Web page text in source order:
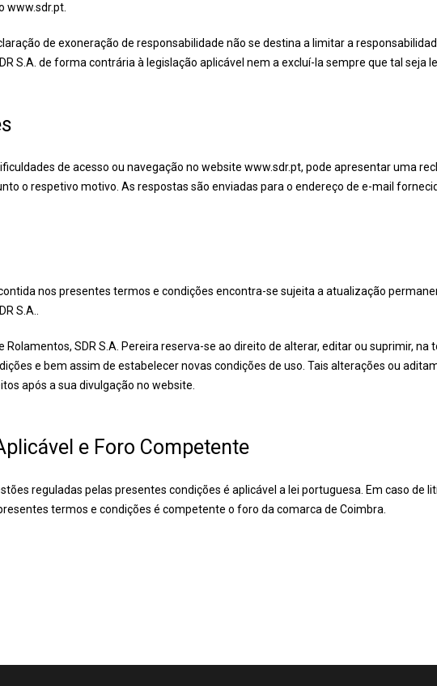
www.sdr.pt.
de exoneração de responsabilidade não se destina a limitar a
S.A. de forma contrária à legislação aplicável nem a excluí-la sempre que tal seja
de acesso ou navegação no website www.sdr.pt, pode apresentar uma
o respetivo motivo. As respostas são enviadas para o endereço de e-mail
nos presentes termos e condições encontra-se sujeita a atualização
S.A..
Rolamentos, SDR S.A. Pereira reserva-se ao direito de alterar, editar ou suprimir, na
e bem assim de estabelecer novas condições de uso. Tais alterações ou
após a sua divulgação no website.
e Foro Competente
reguladas pelas presentes condições é aplicável a lei portuguesa. Em caso de
termos e condições é competente o foro da comarca de Coimbra.